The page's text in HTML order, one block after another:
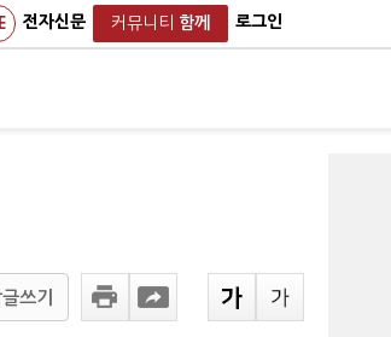
전자신문 커뮤니티 함께 로그인
쓰기